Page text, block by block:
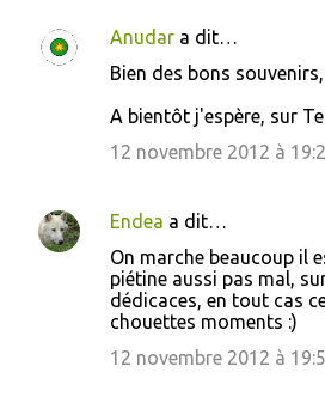
C
n
t
Anudar a dit…
Bien des bons
A bientôt j'espère, sur
12 novembre 2012 à
Endea a dit…
On marche beaucoup il
piétine aussi pas mal,
dédicaces, en tout cas
chouettes moments :)
12 novembre 2012 à